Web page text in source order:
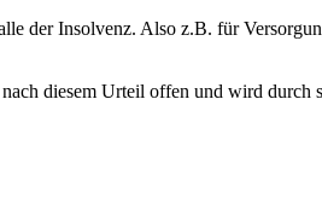
der Insolvenz. Also z.B. für
diesem Urteil offen und wird durch